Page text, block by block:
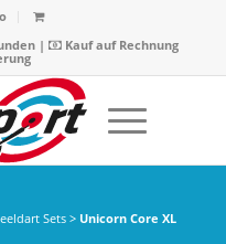
|
Kauf auf Rechnung
Sets> Unicorn Core XL